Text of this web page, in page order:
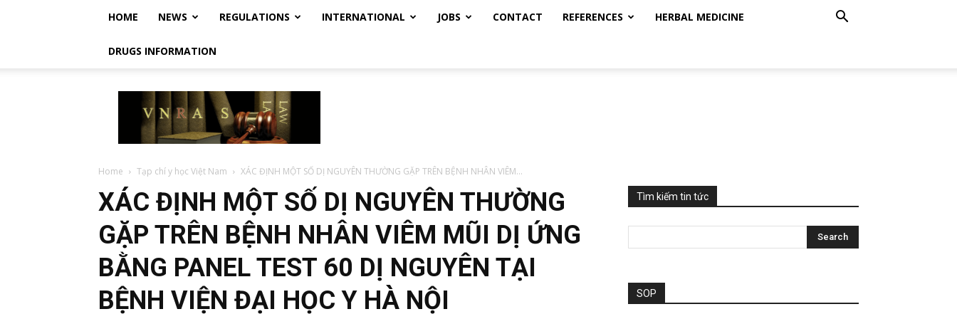
HOME NEWS REGULATIONS INTERNATIONAL JOBS CONTACT REFERENCES HERBAL MEDICINE
DRUGS INFORMATION
Vietnam
Regulatory
Affairs
Society
Luật
Việt
Nam
Home Tạp chí y học Việt Nam XÁC ĐỊNH MỘT SỐ DỊ NGUYÊN THƯỜNG GẶP TRÊN BỆNH NHÂN VIÊM...
XÁC ĐỊNH MỘT SỐ DỊ NGUYÊN THƯỜNG
GẶP TRÊN BỆNH NHÂN VIÊM MŨI DỊ ỨNG
BẰNG PANEL TEST 60 DỊ NGUYÊN TẠI
BỆNH VIỆN ĐẠI HỌC Y HÀ NỘI
Tìm kiếm tin tức
SOP